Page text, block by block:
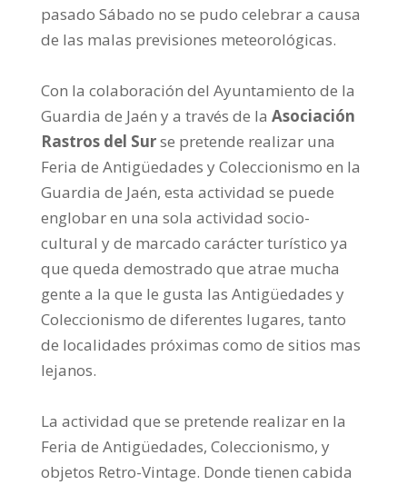
pasado Sábado no se pudo celebrar a causa
de las malas previsiones meteorológicas.
Con la colaboración del Ayuntamiento de la
Guardia de Jaén y a través de la Asociación
Rastros del Surse pretende realizar una
Feria de Antigüedades y Coleccionismo en la
Guardia de Jaén, esta actividad se puede
englobar en una sola actividad socio-
cultural y de marcado carácter turístico ya
que queda demostrado que atrae mucha
gente a la que le gusta las Antigüedades y
Coleccionismo de diferentes lugares, tanto
de localidades próximas como de sitios mas
lejanos.
La actividad que se pretende realizar en la
Feria de Antigüedades, Coleccionismo, y
objetos Retro-Vintage. Donde tienen cabida